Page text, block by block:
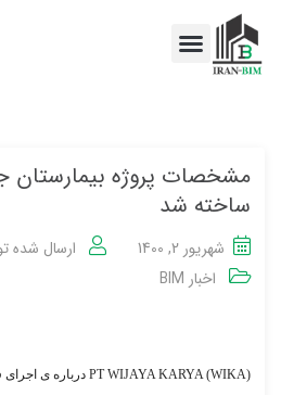
مشخصات پروژه بیمارستان
ساخته شد
شهریور 2, 1400 ارسال شده
اخبار BIM